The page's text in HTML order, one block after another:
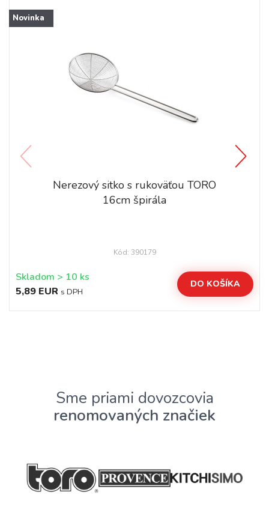
Novinka
Nerezový sitko s rukoväťou TORO
16cm špirála
Kód: 390179
Skladom > 10 ks
5,89 EUR s DPH
DO KOŠÍKA
Sme priami dovozcovia
renomovaných značiek